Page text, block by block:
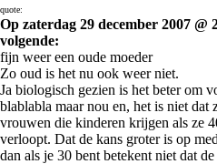
quote:
Op zaterdag 29 december 2007 @
volgende:
fijn weer een oude moeder
Zo oud is het nu ook weer niet.
Ja biologisch gezien is het beter om
blablabla maar nou en, het is niet
vrouwen die kinderen krijgen als ze
verloopt. Dat de kans groter is op
dan als je 30 bent betekent niet dat